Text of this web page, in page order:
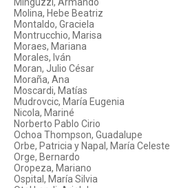
Molina, Hebe Beatriz
Montaldo, Graciela
Montrucchio, Marisa
Moraes, Mariana
Morales, Iván
Moran, Julio César
Moraña, Ana
Moscardi, Matías
Mudrovcic, María Eugenia
Nicola, Mariné
Norberto Pablo Cirio
Ochoa Thompson, Guadalupe
Orbe, Patricia y Napal, María Celeste
Orge, Bernardo
Oropeza, Mariano
Ospital, María Silvia